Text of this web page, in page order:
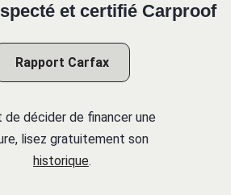
et certifié Carproof
Rapport Carfax
de décider de financer une
lisez gratuitement son
historique.